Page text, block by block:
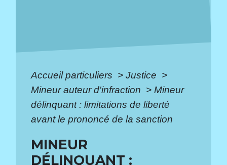
Accueil particuliers > Justice >
Mineur auteur d'infraction > Mineur
délinquant : limitations de liberté
avant le prononcé de la sanction
MINEUR
DÉLINQUANT :